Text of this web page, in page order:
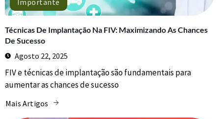
Importante
Técnicas De Implantação Na FIV: Maximizando As Chances
De Sucesso
Agosto 22, 2025
FIV e técnicas de implantação são fundamentais para
aumentar as chances de sucesso
Mais Artigos